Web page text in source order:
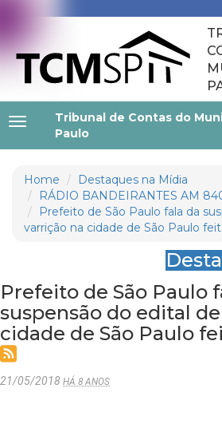
Tribunal de Contas do
Paulo
Home
Destaques na Mídia
RÁDIO BANDEIRANTES AM
Prefeito de São Paulo fala da
varrição na cidade de São Paulo
Prefeito de São Paulo
suspensão do edital
cidade de São Paulo
21/05/2018 HÁ 8 ANOS